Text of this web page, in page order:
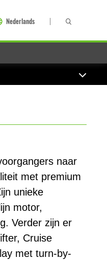
Nederlands
naar
met premium
unieke
motor,
Verder zijn er
Cruise
met turn-by-